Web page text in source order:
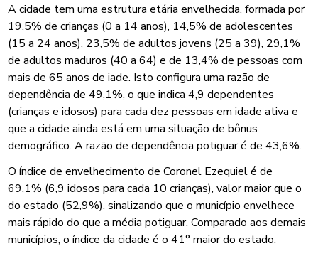
A cidade tem uma estrutura etária envelhecida, formada por
19,5% de crianças (0 a 14 anos), 14,5% de adolescentes
(15 a 24 anos), 23,5% de adultos jovens (25 a 39), 29,1%
de adultos maduros (40 a 64) e de 13,4% de pessoas com
mais de 65 anos de iade. Isto configura uma razão de
dependência de 49,1%, o que indica 4,9 dependentes
(crianças e idosos) para cada dez pessoas em idade ativa e
que a cidade ainda está em uma situação de bônus
demográfico. A razão de dependência potiguar é de 43,6%.
O índice de envelhecimento de Coronel Ezequiel é de
69,1% (6,9 idosos para cada 10 crianças), valor maior que o
do estado (52,9%), sinalizando que o município envelhece
mais rápido do que a média potiguar. Comparado aos demais
municípios, o índice da cidade é o 41° maior do estado.